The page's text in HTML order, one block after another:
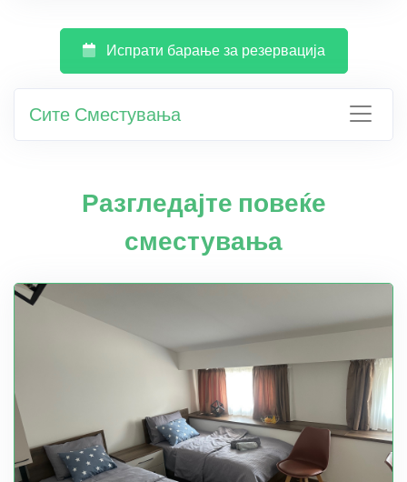
Испрати барање за резервација
Сите Сместувања
Разгледајте повеќе
сместувања